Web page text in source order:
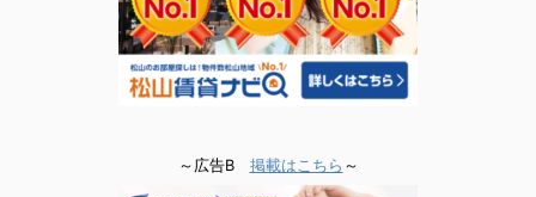
～広告B 掲載はこちら ～